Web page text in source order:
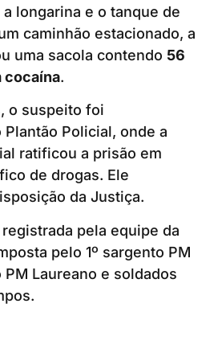
longarina e o tanque de
caminhão estacionado, a
uma sacola contendo 56
cocaína.
o suspeito foi
Policial, onde a
ratificou a prisão em
de drogas. Ele
da Justiça.
pela equipe da
pelo 1º sargento PM
PM Laureano e soldados